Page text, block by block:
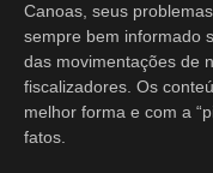
Canoas, seus
sempre bem informado
das movimentações de
fiscalizadores. Os
melhor forma e com a
fatos.